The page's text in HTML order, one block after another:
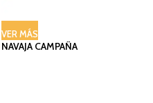
VER MÁS
NAVAJA CAMPAÑA